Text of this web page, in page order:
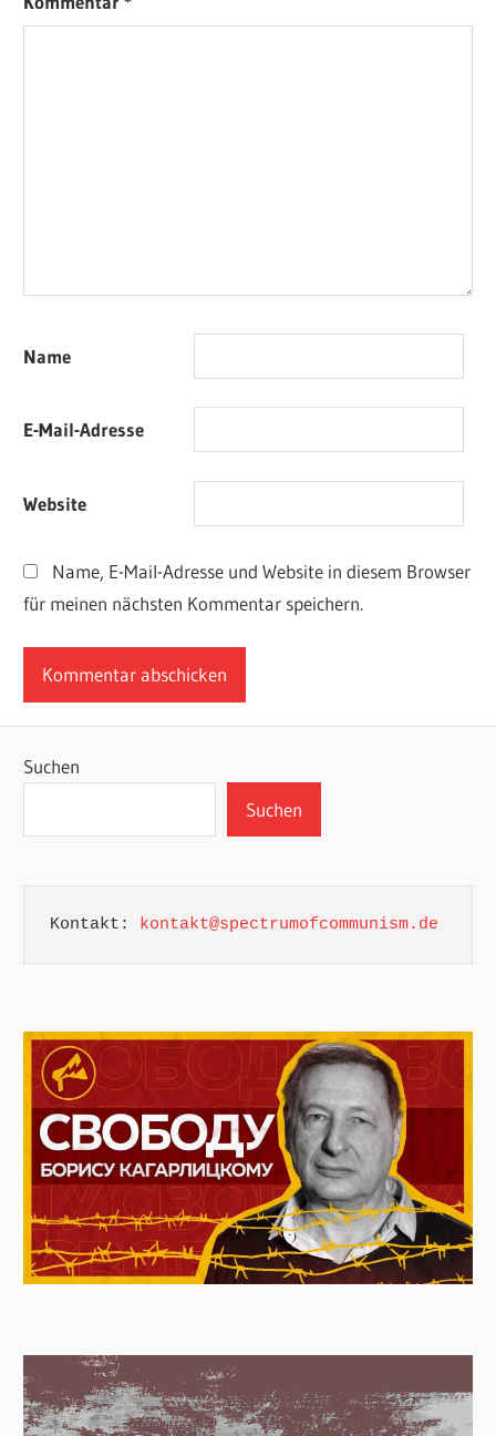
Name
E-Mail-Adresse
Website
Name, E-Mail-Adresse und Website in diesem Browser
für meinen nächsten Kommentar speichern.
Suchen
Suchen
Kontakt: kontakt@spectrumofcommunism.de